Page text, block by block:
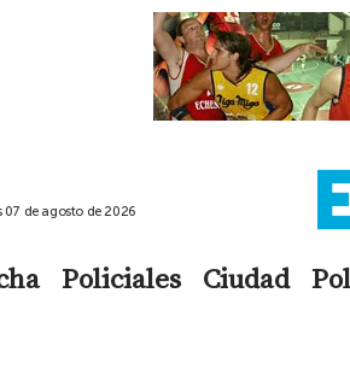
07 de agosto de 2026
Policiales Ciudad